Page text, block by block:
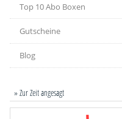
Top 10 Abo Boxen
Gutscheine
Blog
» Zur Zeit angesagt